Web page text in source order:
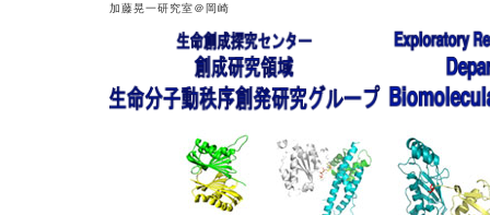
加藤晃一研究室＠岡崎